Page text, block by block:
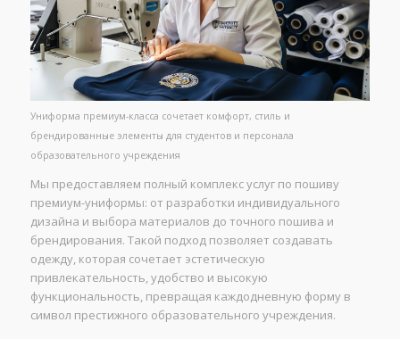
Униформа премиум-класса сочетает комфорт, стиль и
брендированные элементы для студентов и персонала
образовательного учреждения
Мы предоставляем полный комплекс услуг по пошиву
премиум-униформы: от разработки индивидуального
дизайна и выбора материалов до точного пошива и
брендирования. Такой подход позволяет создавать
одежду, которая сочетает эстетическую
привлекательность, удобство и высокую
функциональность, превращая каждодневную форму в
символ престижного образовательного учреждения.